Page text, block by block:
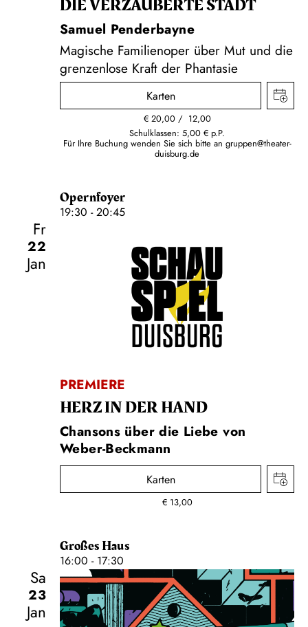
DIE VERZAUBERTE STADT
Samuel Penderbayne
Magische Familienoper über Mut und die
grenzenlose Kraft der Phantasie
Karten
€ 20,00
12,00
Schulklassen: 5,00 € p.P.
Für Ihre Buchung wenden Sie sich bitte an gruppen@theater-
duisburg.de
Opernfoyer
19:30 - 20:45
Fr
22
Jan
PREMIERE
HERZ IN DER HAND
Chansons über die Liebe von
Weber-Beckmann
Karten
€ 13,00
Großes Haus
16:00 - 17:30
Sa
23
Jan